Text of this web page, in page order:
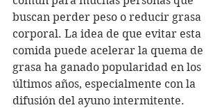
buscan perder peso o reducir grasa
corporal. La idea de que evitar esta
comida puede acelerar la quema de
grasa ha ganado popularidad en los
últimos años, especialmente con la
difusión del ayuno intermitente.